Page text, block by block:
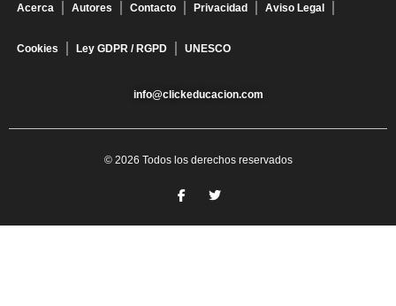
Acerca Autores Contacto Privacidad Aviso Legal
Cookies Ley GDPR / RGPD UNESCO
info@clickeducacion.com
© 2026 Todos los derechos reservados